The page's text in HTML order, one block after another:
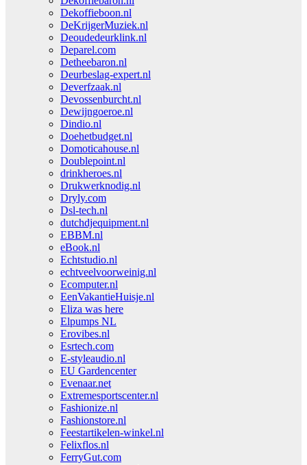
Dekoffieboon.nl
DeKrijgerMuziek.nl
Deoudedeurklink.nl
Deparel.com
Detheebaron.nl
Deurbeslag-expert.nl
Deverfzaak.nl
Devossenburcht.nl
Dewijngoeroe.nl
Dindio.nl
Doehetbudget.nl
Domoticahouse.nl
Doublepoint.nl
drinkheroes.nl
Drukwerknodig.nl
Dryly.com
Dsl-tech.nl
dutchdjequipment.nl
EBBM.nl
eBook.nl
Echtstudio.nl
echtveelvoorweinig.nl
Ecomputer.nl
EenVakantieHuisje.nl
Eliza was here
Elpumps NL
Erovibes.nl
Esrtech.com
E-styleaudio.nl
EU Gardencenter
Evenaar.net
Extremesportscenter.nl
Fashionize.nl
Fashionstore.nl
Feestartikelen-winkel.nl
Felixflos.nl
FerryGut.com